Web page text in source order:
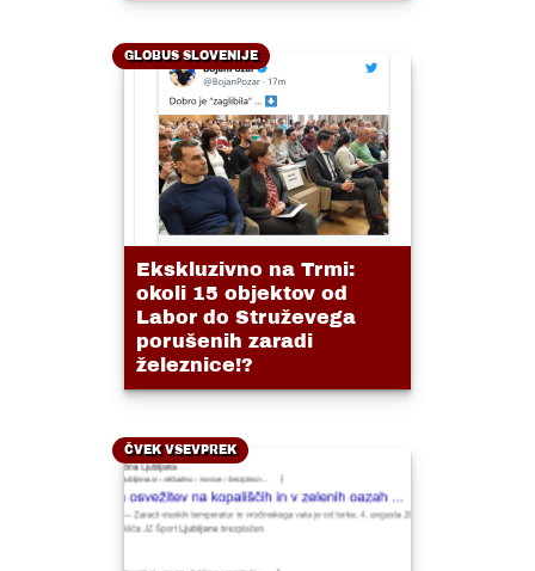
GLOBUS SLOVENIJE
Ekskluzivno na Trmi:
okoli 15 objektov od
Labor do Struževega
porušenih zaradi
železnice!?
ČVEK VSEVPREK